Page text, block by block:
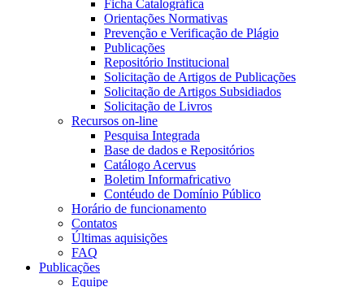
Ficha Catalográfica
Orientações Normativas
Prevenção e Verificação de Plágio
Publicações
Repositório Institucional
Solicitação de Artigos de Publicações
Solicitação de Artigos Subsidiados
Solicitação de Livros
Recursos on-line
Pesquisa Integrada
Base de dados e Repositórios
Catálogo Acervus
Boletim Informafricativo
Contéudo de Domínio Público
Horário de funcionamento
Contatos
Últimas aquisições
FAQ
Publicações
Equipe